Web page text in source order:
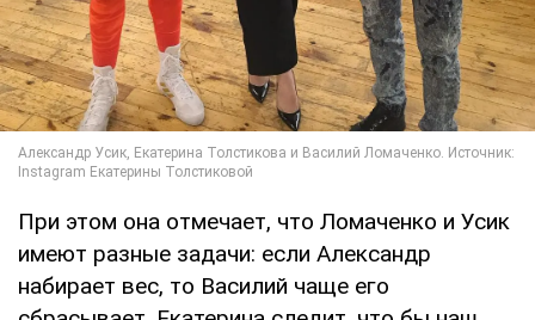
При этом она отмечает, что Ломаченко и Усик
имеют разные задачи: если Александр
набирает вес, то Василий чаще его